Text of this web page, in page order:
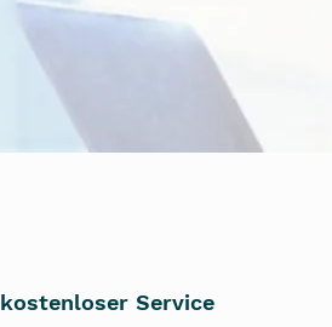
kostenloser Service